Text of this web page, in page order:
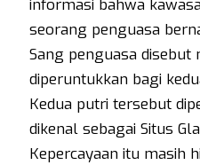
informasi bahwa
seorang penguasa
Sang penguasa disebut
diperuntukkan bagi
Kedua putri tersebut
dikenal sebagai Situs
Kepercayaan itu masih